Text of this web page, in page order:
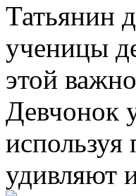
Татьянин
ученицы
этой
Девчонок
удивляют